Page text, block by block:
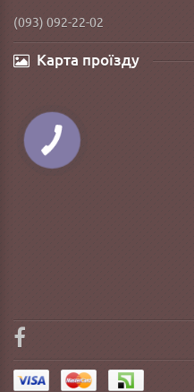
(093) 092-22-02
Карта проїзду